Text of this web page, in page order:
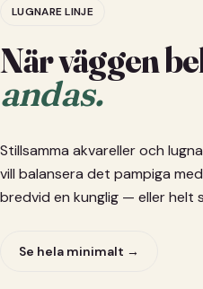
LUGNARE LINJE
När väggen
andas.
Stillsamma akvareller och
vill balansera det pampiga
bredvid en kunglig — eller helt
Se hela minimalt →